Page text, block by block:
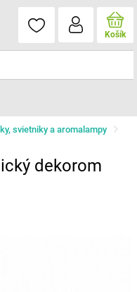
Košík
svietniky a aromalampy
dekorom